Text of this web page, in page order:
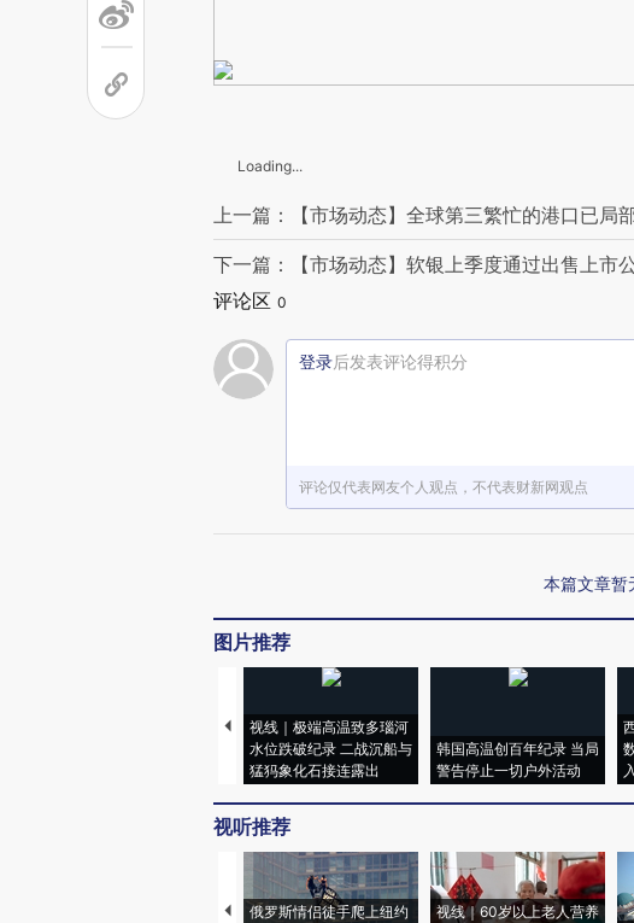
Loading...
上一篇：【市场动态】全球第三繁忙的港口已局
下一篇：【市场动态】软银上季度通过出售上市
评论区 0
登录后发表评论得积分
评论仅代表网友个人观点，不代表财新网观点
本篇文章暂
图片推荐
视线｜极端高温致多瑙河
水位跌破纪录 二战沉船与
猛犸象化石接连露出
韩国高温创百年纪录 当局
警告停止一切户外活动
入
视听推荐
俄罗斯情侣徒手爬上纽约
视线｜60岁以上老人营养